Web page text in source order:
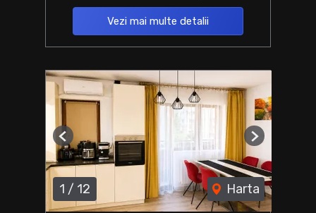
Vezi mai multe detalii
1 / 12 Harta
Previous Next